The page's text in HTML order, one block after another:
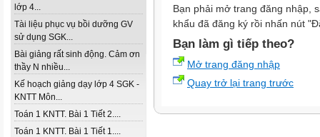
lớp 4...
Tài liệu phục vụ bồi dưỡng GV
sử dụng SGK...
Bài giảng rất sinh động. Cảm ơn
thầy N nhiều...
Kế hoạch giảng dạy lớp 4 SGK -
KNTT Môn...
Toán 1 KNTT. Bài 1 Tiết 2....
Toán 1 KNTT. Bài 1 Tiết 1....
Bạn phải mở trang đăng nhập,
khẩu đã đăng ký rồi nhấn nút
Bạn làm gì tiếp theo?
Mở trang đăng nhập
Quay trở lại trang trước